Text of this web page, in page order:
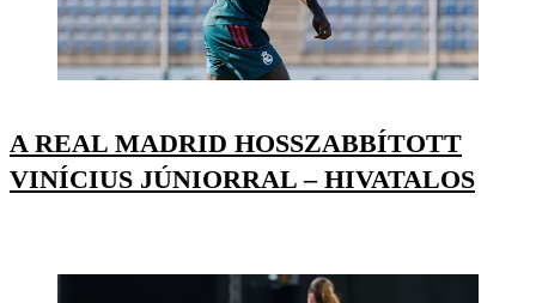
A REAL MADRID HOSSZABBÍTOTT
VINÍCIUS JÚNIORRAL – HIVATALOS